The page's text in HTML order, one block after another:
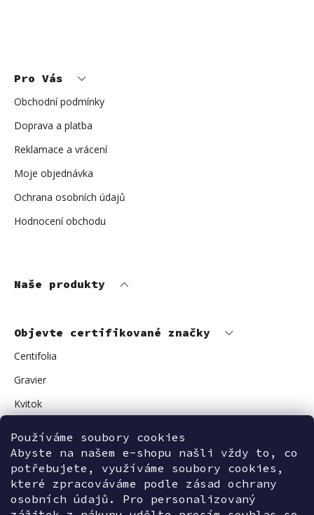
Používáme soubory cookies
Abyste na našem e-shopu našli vždy to, co
potřebujete, využíváme soubory cookies,
které zpracováváme podle zásad ochrany
osobních údajů. Pro personalizovaný
Pro Vás
Obchodní podmínky
Doprava a platba
Reklamace a vrácení
Moje objednávka
Ochrana osobních údajů
Hodnocení obchodu
Naše produkty
Objevte certifikované značky
Centifolia
Gravier
Kvitok
Avant Skincare
Sonnentor